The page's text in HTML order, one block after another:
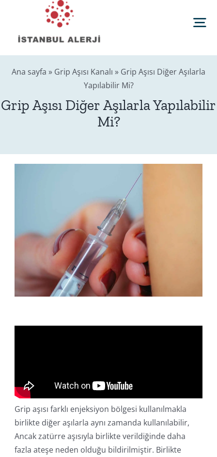
content
Anasayfa
Sağlık Rehberi
İletişim
Online İşlemler
Ana sayfa » Grip Aşısı Kanalı » Grip Aşısı Diğer Aşılarla
Yapılabilir Mi?
Grip Aşısı Diğer Aşılarla Yapılabilir
Mi?
Grip aşısı farklı enjeksiyon bölgesi kullanılmakla
birlikte diğer aşılarla aynı zamanda kullanılabilir,
Ancak zatürre aşısıyla birlikte verildiğinde daha
fazla ateşe neden olduğu bildirilmiştir. Birlikte